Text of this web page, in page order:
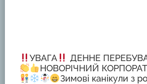
УВАГА
ДЕННЕ
НОВОРІЧНИЙ
Зимові канікули з